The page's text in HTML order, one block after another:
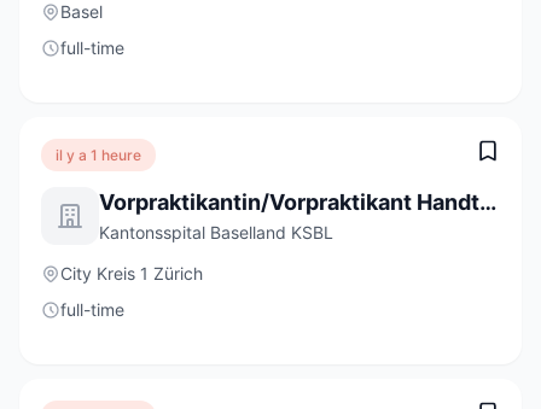
Basel
full-time
il y a 1 heure
Vorpraktikantin/Vorpraktikant Handtherapie Bruderholz Frühling 2027 (a) 100%
Kantonsspital Baselland KSBL
City Kreis 1 Zürich
full-time